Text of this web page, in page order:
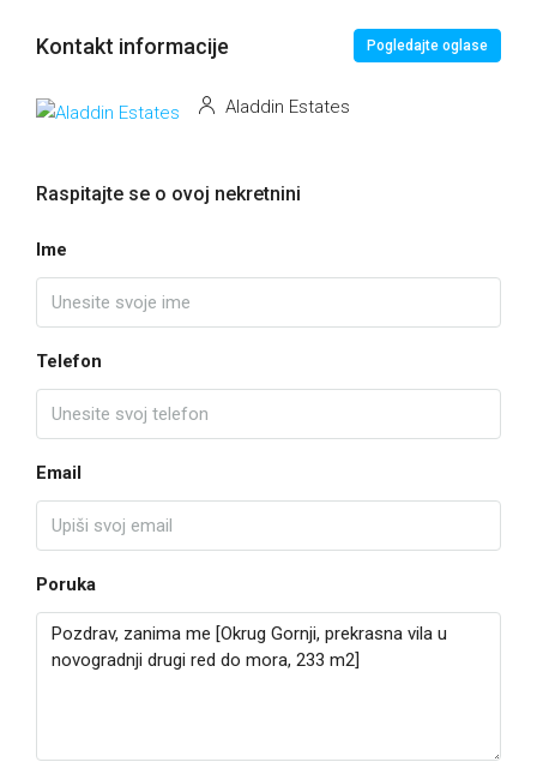
Kontakt informacije Pogledajte oglase
Aladdin Estates
Raspitajte se o ovoj nekretnini
Ime
Telefon
Email
Poruka